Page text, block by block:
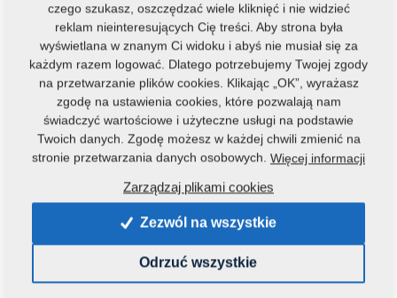
Kod produktu: 4013240
Tą część można zastosować również w maszynach:
KOMPAKTOMAT
0,5080 Kg
czego szukasz, oszczędzać wiele kliknięć i nie widzieć
reklam nieinteresujących Cię treści. Aby strona była
wyświetlana w znanym Ci widoku i abyś nie musiał się za
każdym razem logować. Dlatego potrzebujemy Twojej zgody
na przetwarzanie plików cookies. Klikając „OK”, wyrażasz
zgodę na ustawienia cookies, które pozwalają nam
świadczyć wartościowe i użyteczne usługi na podstawie
Twoich danych. Zgodę możesz w każdej chwili zmienić na
stronie przetwarzania danych osobowych. Więcej informacji
Zarządzaj plikami cookies
Zezwól na wszystkie
Odrzuć wszystkie